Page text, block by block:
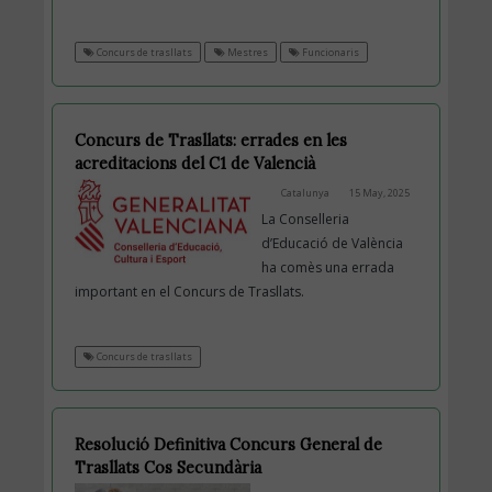
Concurs de trasllats Mestres Funcionaris
Concurs de Trasllats: errades en les
acreditacions del C1 de Valencià
Catalunya 15 May, 2025
La Conselleria
d’Educació de València
ha comès una errada
important en el Concurs de Trasllats.
Concurs de trasllats
Resolució Definitiva Concurs General de
Trasllats Cos Secundària